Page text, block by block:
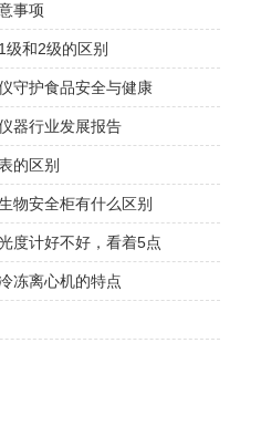
事项
级和2级的区别
守护食品安全与健康
器行业发展报告
的区别
物安全柜有什么区别
度计好不好，看着5点
冻离心机的特点